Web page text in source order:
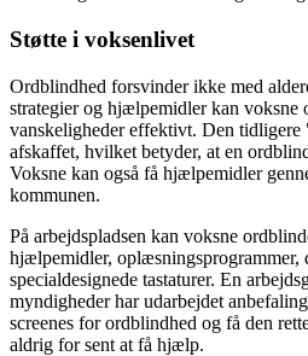
Støtte i voksenlivet
Ordblindhed forsvinder ikke med
strategier og hjælpemidler kan voksne
vanskeligheder effektivt. Den tidligere
afskaffet, hvilket betyder, at en
Voksne kan også få hjælpemidler
kommunen.
På arbejdspladsen kan voksne
hjælpemidler, oplæsningsprogrammer,
specialdesignede tastaturer. En
myndigheder har udarbejdet
screenes for ordblindhed og få den
aldrig for sent at få hjælp.